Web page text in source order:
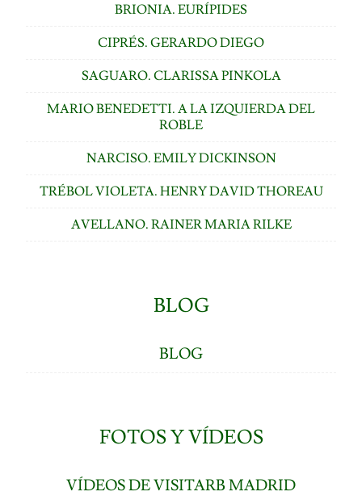
BRIONIA. EURÍPIDES
CIPRÉS. GERARDO DIEGO
SAGUARO. CLARISSA PINKOLA
MARIO BENEDETTI. A LA IZQUIERDA DEL
ROBLE
NARCISO. EMILY DICKINSON
TRÉBOL VIOLETA. HENRY DAVID THOREAU
AVELLANO. RAINER MARIA RILKE
BLOG
BLOG
FOTOS Y VÍDEOS
VÍDEOS DE VISITARB MADRID